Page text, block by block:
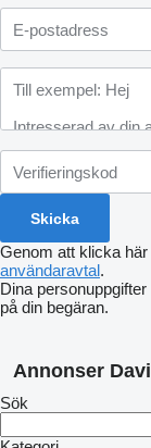
Genom att klicka
användaravtal.
Dina
på din begäran.
Annonser
Sök